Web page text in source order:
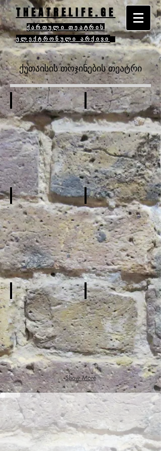
THEATRELIFE.GE
ქართული თეატრის
ელექტრონული არქივი
ქუთაისის თოჯინების თეატრი
ზოგადი ინფორმაციაისტორია
შენობა რეპერტუარი
დარბაზი სცენა
Show More
წიქარა